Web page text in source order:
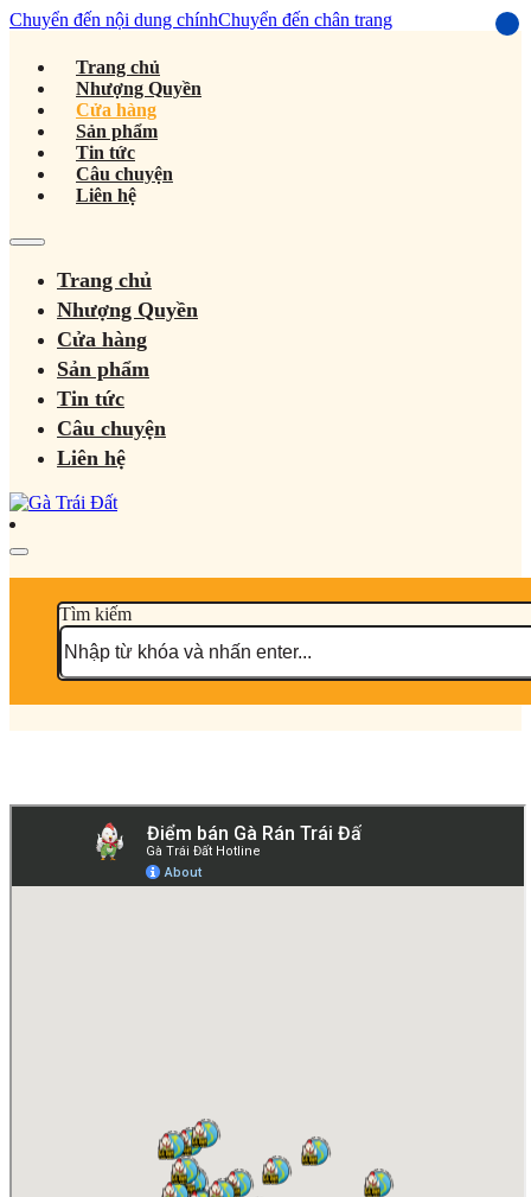
Chuyển đến nội dung chínhChuyển đến chân trang
Trang chủ
Nhượng Quyền
Cửa hàng
Sản phẩm
Tin tức
Câu chuyện
Liên hệ
Trang chủ
Nhượng Quyền
Cửa hàng
Sản phẩm
Tin tức
Câu chuyện
Liên hệ
Tìm kiếm